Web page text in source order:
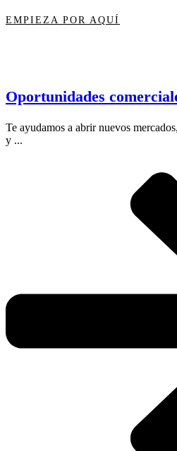
EMPIEZA POR AQUÍ
Oportunidades
Te ayudamos a abrir nuevos
y ...